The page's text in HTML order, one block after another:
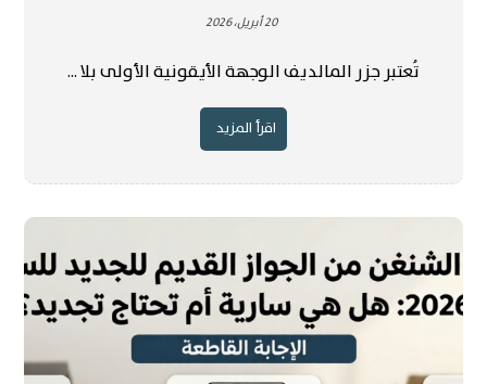
20 أبريل، 2026
تُعتبر جزر المالديف الوجهة الأيقونية الأولى بلا ...
اقرأ المزيد